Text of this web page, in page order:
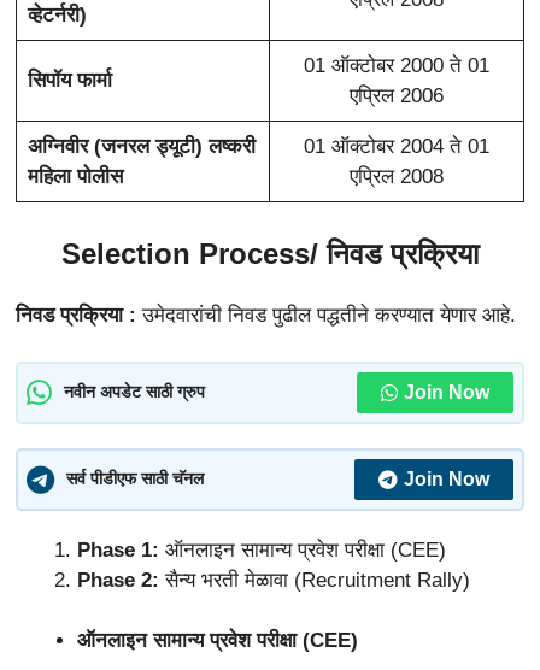
व्हेटर्नरी)
सिपॉय फार्मा
01 ऑक्टोबर 2000 ते 01
एप्रिल 2006
अग्निवीर (जनरल ड्यूटी) लष्करी
महिला पोलीस
01 ऑक्टोबर 2004 ते 01
एप्रिल 2008
Selection Process/ निवड प्रक्रिया
निवड प्रक्रिया : उमेदवारांची निवड पुढील पद्धतीने करण्यात येणार आहे.
नवीन अपडेट साठी ग्रुप Join Now
सर्व पीडीएफ साठी चॅनल Join Now
Phase 1: ऑनलाइन सामान्य प्रवेश परीक्षा (CEE)
Phase 2: सैन्य भरती मेळावा (Recruitment Rally)
ऑनलाइन सामान्य प्रवेश परीक्षा (CEE)